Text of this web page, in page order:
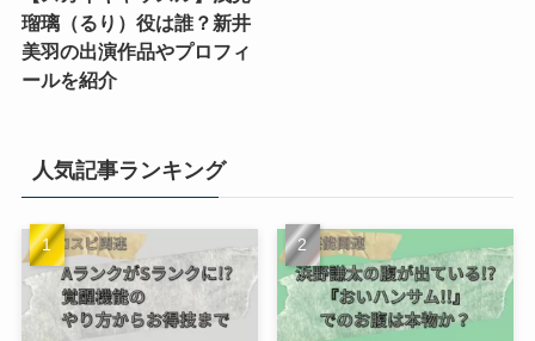
瑠璃（るり）役は誰？新井
美羽の出演作品やプロフィ
ールを紹介
人気記事ランキング